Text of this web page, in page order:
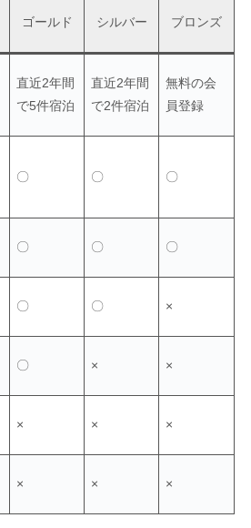
ゴールド シルバー ブロンズ
直近2年間
で5件宿泊
直近2年間
で2件宿泊
無料の会
員登録
〇 〇 〇
〇 〇 〇
〇 〇 ×
〇 × ×
× × ×
× × ×